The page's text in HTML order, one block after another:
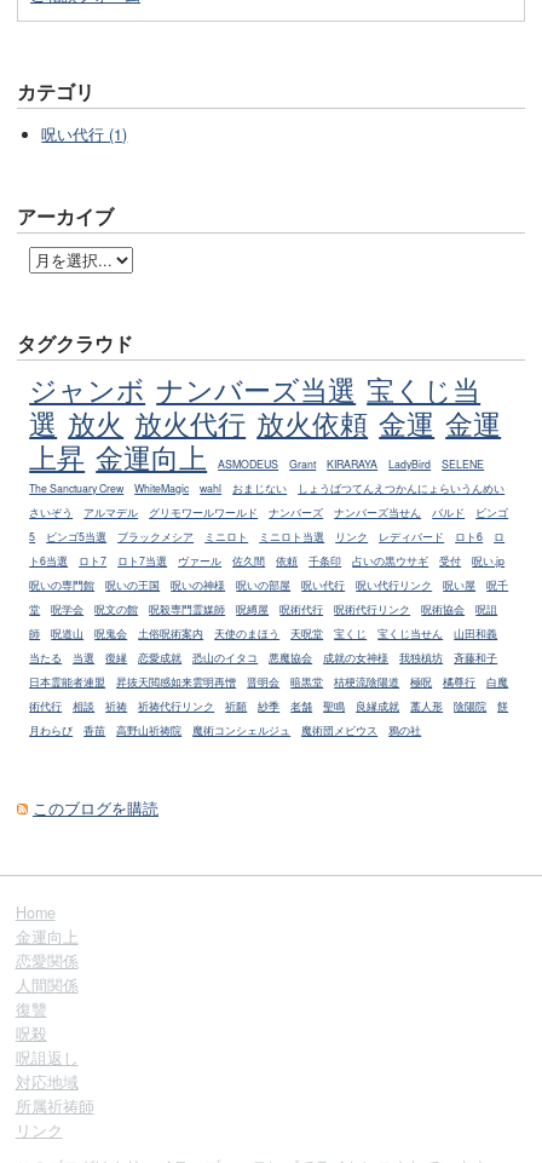
カテゴリ
呪い代行 (1)
アーカイブ
タグクラウド
ジャンボ ナンバーズ当選 宝くじ当
選 放火 放火代行 放火依頼 金運 金運
上昇 金運向上 ASMODEUS Grant KIRARAYA LadyBird
SELENE
The Sanctuary Crew
WhiteMagic wahl おまじない
しょうばつてんえつかんにょらいうんめい
さいぞう
アルマデル グリモワールワールド ナンバーズ ナンバーズ当せん バルド
ビンゴ
5
ビンゴ5当選 ブラックメシア ミニロト ミニロト当選 リンク レディバード ロト6
ロ
ト6当選
ロト7 ロト7当選 ヴァール 佐久間 依頼 千条印 占いの黒ウサギ 受付
呪い.jp
呪いの専門館
呪いの王国 呪いの神様 呪いの部屋 呪い代行 呪い代行リンク 呪い屋
呪千
堂
呪学会 呪文の館 呪殺専門霊媒師 呪縛屋 呪術代行 呪術代行リンク 呪術協会
呪詛
師
呪道山 呪鬼会 土俗呪術案内 天使のまほう 天呪堂 宝くじ 宝くじ当せん
山田和義
当たる
当選 復縁 恋愛成就 恐山のイタコ 悪魔協会 成就の女神様 我独槙坊
斉藤和子
日本霊能者連盟
昇抜天閲感如来雲明再憎 晋明会 暗黒堂 桔梗流陰陽道 極呪 橘尊行
白魔
術代行
相談 祈祷 祈祷代行リンク 祈願 紗季 老舗 聖鳴 良縁成就 藁人形 陰陽院
餅
月わらび
香苗 高野山祈祷院 魔術コンシェルジュ 魔術団メビウス 鴉の社
このブログを購読
Home
金運向上
恋愛関係
人間関係
復讐
呪殺
呪詛返し
対応地域
所属祈祷師
リンク